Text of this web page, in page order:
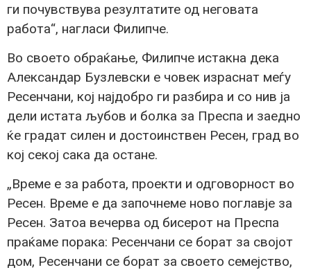
ги почувствува резултатите од неговата
работа“, нагласи Филипче.
Во своето обраќање, Филипче истакна дека
Александар Бузлевски е човек израснат меѓу
Ресенчани, кој најдобро ги разбира и со нив ја
дели истата љубов и болка за Преспа и заедно
ќе градат силен и достоинствен Ресен, град во
кој секој сака да остане.
„Време е за работа, проекти и одговорност во
Ресен. Време е да започнеме ново поглавје за
Ресен. Затоа вечерва од бисерот на Преспа
праќаме порака: Ресенчани се борат за својот
дом, Ресенчани се борат за своето семејство,